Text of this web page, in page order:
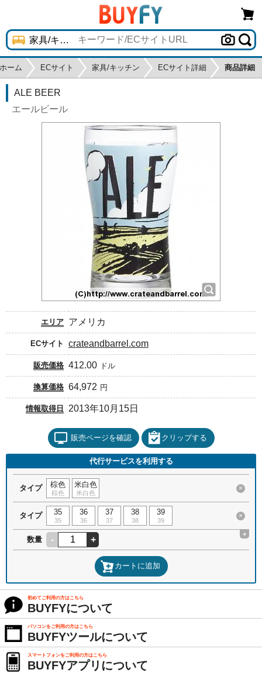
ホーム ECサイト 家具/キッチン ECサイト詳細 商品詳細
ALE BEER
エールビール
エリア アメリカ
ECサイト crateandbarrel.com
販売価格 412.00 ドル
換算価格 64,972 円
情報取得日 2013年10月15日
販売ページを確認 クリップする
代行サービスを利用する
タイプ 棕色
棕色
米白色
米白色
×
タイプ 35
35
36
36
37
37
38
38
39
39
×
数量 - +
+
カートに追加
初めてご利用の方はこちら
BUYFYについて
パソコンをご利用の方はこちら
BUYFYツールについて
スマートフォンをご利用の方はこちら
BUYFYアプリについて